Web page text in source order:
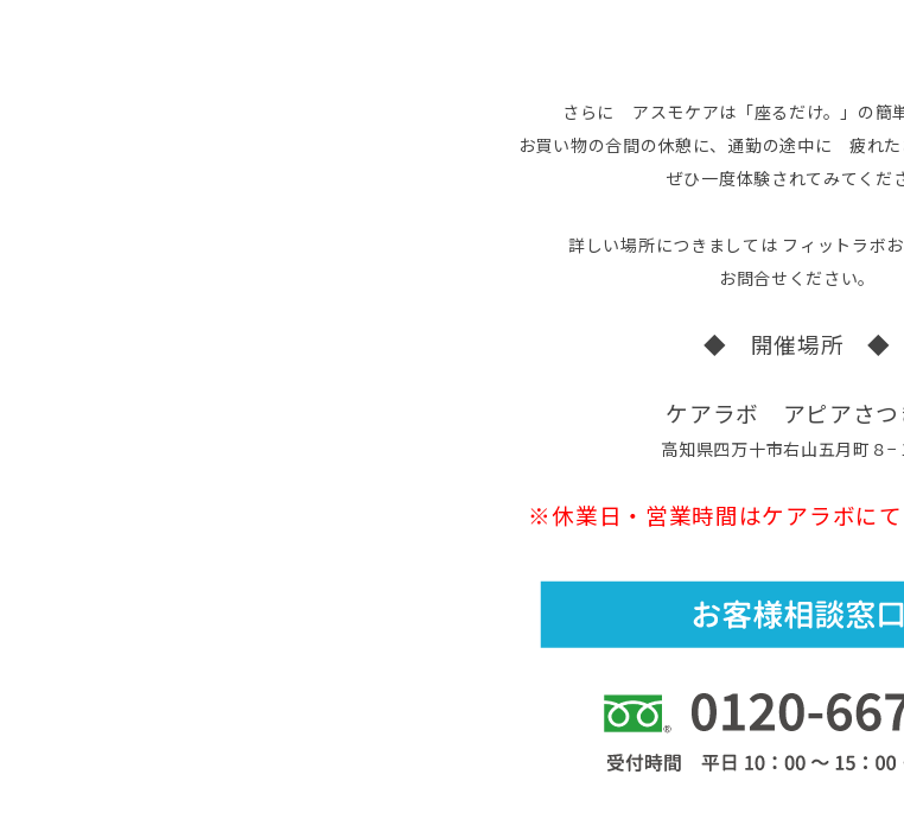
さらに アスモケアは「座るだけ。」の簡
お買い物の合間の休憩に、通勤の途中に 疲れ
ぜひ一度体験されてみてくださ
詳しい場所につきましては フィットラボ
お問合せください。
◆ 開催場所 ◆
ケアラボ アピアさつ
高知県四万十市右山五月町８−
※休業日・営業時間はケアラボに